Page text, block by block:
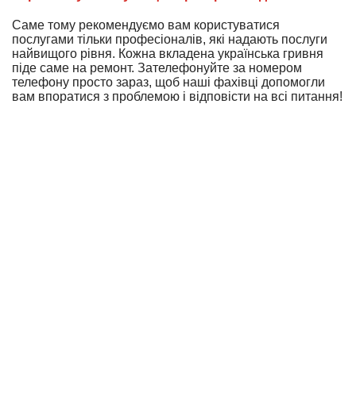
Саме тому рекомендуємо вам користуватися
послугами тільки професіоналів, які надають послуги
найвищого рівня. Кожна вкладена українська гривня
піде саме на ремонт. Зателефонуйте за номером
телефону просто зараз, щоб наші фахівці допомогли
вам впоратися з проблемою і відповісти на всі питання!